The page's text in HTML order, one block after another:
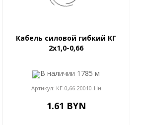
Кабель силовой гибкий КГ
2x1,0-0,66
В наличии 1785 м
Артикул: КГ-0,66-20010-Нн
1.61 BYN